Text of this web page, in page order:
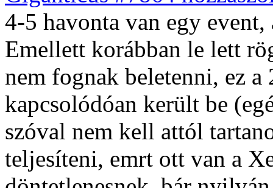
4-5 havonta van egy event,
Emellett korábban le lett
nem fognak beletenni, ez a
kapcsolódóan került be
szóval nem kell attól
teljesíteni, emrt ott van a